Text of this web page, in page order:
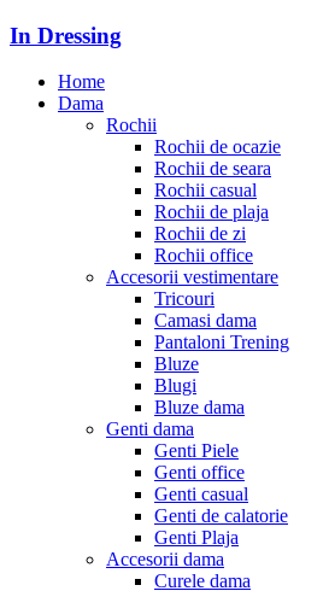
In Dressing
Home
Dama
Rochii
Rochii de ocazie
Rochii de seara
Rochii casual
Rochii de plaja
Rochii de zi
Rochii office
Accesorii vestimentare
Tricouri
Camasi dama
Pantaloni Trening
Bluze
Blugi
Bluze dama
Genti dama
Genti Piele
Genti office
Genti casual
Genti de calatorie
Genti Plaja
Accesorii dama
Curele dama